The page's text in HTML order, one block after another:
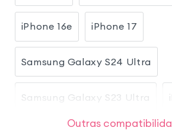
iPhone 16e iPhone 17
Samsung Galaxy S24 Ultra
Samsung Galaxy S23 Ultra
Samsung Galaxy A54 5G
Outras